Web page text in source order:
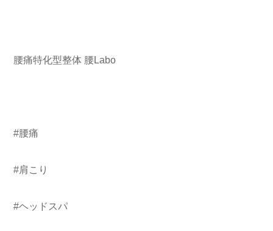
腰痛特化型整体 腰Labo
#腰痛
#肩こり
#ヘッドスパ